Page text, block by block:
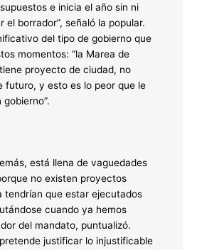
e inicia el año sin ni
el borrador”, señaló la popular.
del tipo de gobierno que
momentos: “la Marea de
proyecto de ciudad, no
futuro, y esto es lo peor que le
está llena de vaguedades
no existen proyectos
tendrían que estar ejecutados
cuando ya hemos
del mandato, puntualizó.
justificar lo injustificable